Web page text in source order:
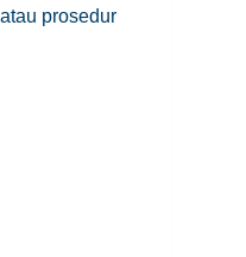
prosedur